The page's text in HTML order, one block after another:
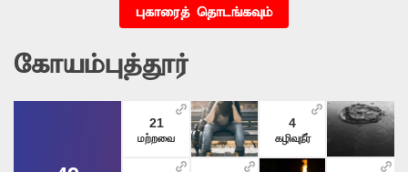
புகாரைத் தொடங்கவும்
கோயம்புத்தூர்
21
மற்றவை
4
கழிவுநீர்